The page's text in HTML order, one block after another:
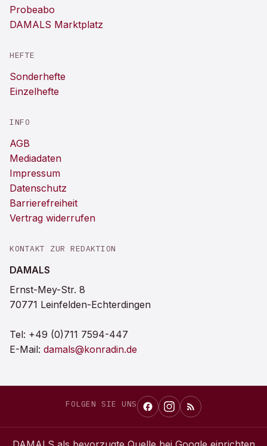
Probeabo
DAMALS Marktplatz
HEFTE
Sonderhefte
Einzelhefte
INFO
AGB
Mediadaten
Impressum
Datenschutz
Barrierefreiheit
Vertrag widerrufen
KONTAKT ZUR REDAKTION
DAMALS
Ernst-Mey-Str. 8
70771 Leinfelden-Echterdingen
Tel: +49 (0)711 7594-447
E-Mail: damals@konradin.de
FOLGEN SIE UNS